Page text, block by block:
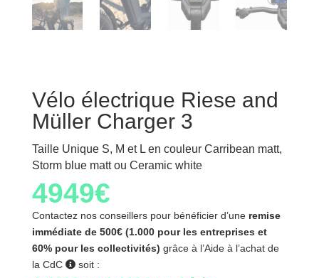
Vélo électrique Riese and
Müller Charger 3
Taille Unique S, M et L en couleur Carribean matt,
Storm blue matt ou Ceramic white
4949€
Contactez nos conseillers pour bénéficier d’une remise
immédiate de 500€ (1.000 pour les entreprises et
60% pour les collectivités) grâce à l’Aide à l’achat de
la CdC
soit :